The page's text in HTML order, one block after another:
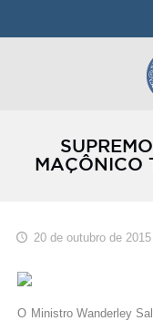
MAÇÔNICO
20 de outubro de 2015
O Ministro Wanderley